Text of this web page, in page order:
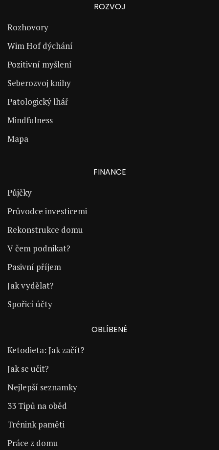
ROZVOJ
Rozhovory
Wim Hof dýchání
Pozitivní myšlení
Seberozvoj knihy
Patologický lhář
Mindfulness
Mapa
FINANCE
Půjčky
Průvodce investicemi
Rekonstrukce domu
V čem podnikat?
Pasivní příjem
Jak vydělat?
Spořicí účty
OBLÍBENÉ
Ketodieta: Jak začít?
Jak se učit?
Nejlepší seznamky
33 Tipů na oběd
Trénink paměti
Práce z domu